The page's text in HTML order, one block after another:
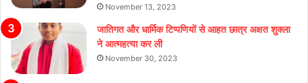
November 13, 2023
जातिगत और धार्मिक टिप्पणियों से आहत छात्र अक्षत शुक्ला
ने आत्महत्या कर ली
November 30, 2023